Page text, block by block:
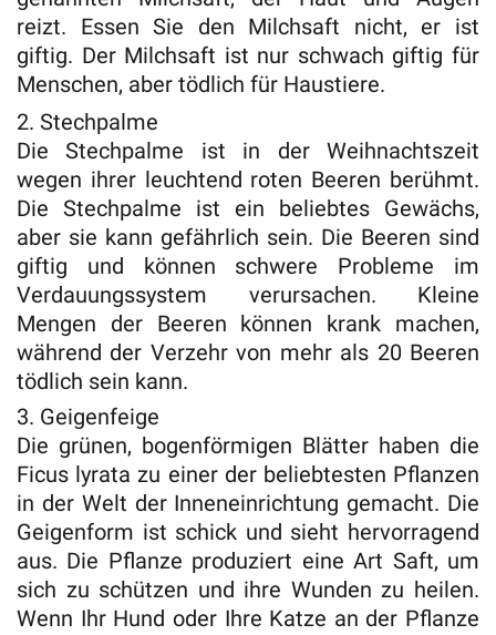
reizt. Essen Sie den Milchsaft nicht, er ist
giftig. Der Milchsaft ist nur schwach giftig für
Menschen, aber tödlich für Haustiere.
2. Stechpalme
Die Stechpalme ist in der Weihnachtszeit
wegen ihrer leuchtend roten Beeren berühmt.
Die Stechpalme ist ein beliebtes Gewächs,
aber sie kann gefährlich sein. Die Beeren sind
giftig und können schwere Probleme im
Verdauungssystem verursachen. Kleine
Mengen der Beeren können krank machen,
während der Verzehr von mehr als 20 Beeren
tödlich sein kann.
3. Geigenfeige
Die grünen, bogenförmigen Blätter haben die
Ficus lyrata zu einer der beliebtesten Pflanzen
in der Welt der Inneneinrichtung gemacht. Die
Geigenform ist schick und sieht hervorragend
aus. Die Pflanze produziert eine Art Saft, um
sich zu schützen und ihre Wunden zu heilen.
Wenn Ihr Hund oder Ihre Katze an der Pflanze